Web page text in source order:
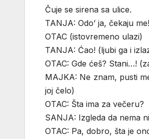
Čuje se sirena sa ulice.
TANJA: Odo’ ja, čekaju
OTAC (istovremeno ulazi)
TANJA: Ćao! (ljubi ga i
OTAC: Gde ćeš? Stani…!
MAJKA: Ne znam, pusti
joj čelo)
OTAC: Šta ima za večeru?
SANJA: Izgleda da nema
OTAC: Pa, dobro, šta je